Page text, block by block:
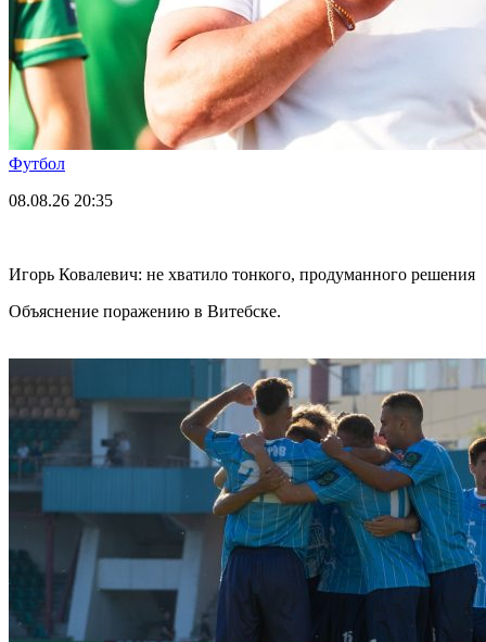
Футбол
08.08.26 20:35
Игорь Ковалевич: не хватило тонкого, продуманного решения
Объяснение поражению в Витебске.